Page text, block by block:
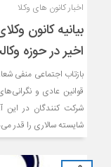
اخبار کانون های وکلا
بیانیه کانون
اخیر در حوزه
بازتاب اجتماعی منفی
قوانین عادی و
شرکت کنندگان در این
شایسته سالاری را قدر